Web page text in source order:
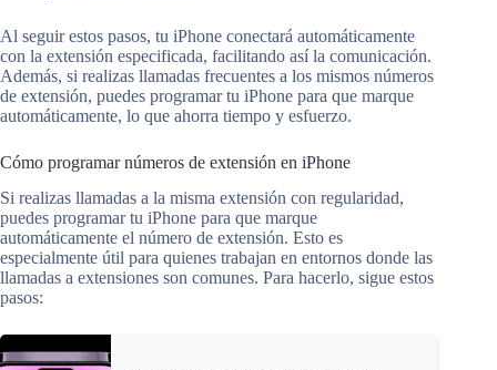
Al seguir estos pasos, tu iPhone conectará automáticamente
con la extensión especificada, facilitando así la comunicación.
Además, si realizas llamadas frecuentes a los mismos números
de extensión, puedes programar tu iPhone para que marque
automáticamente, lo que ahorra tiempo y esfuerzo.
Cómo programar números de extensión en iPhone
Si realizas llamadas a la misma extensión con regularidad,
puedes programar tu iPhone para que marque
automáticamente el número de extensión. Esto es
especialmente útil para quienes trabajan en entornos donde las
llamadas a extensiones son comunes. Para hacerlo, sigue estos
pasos: